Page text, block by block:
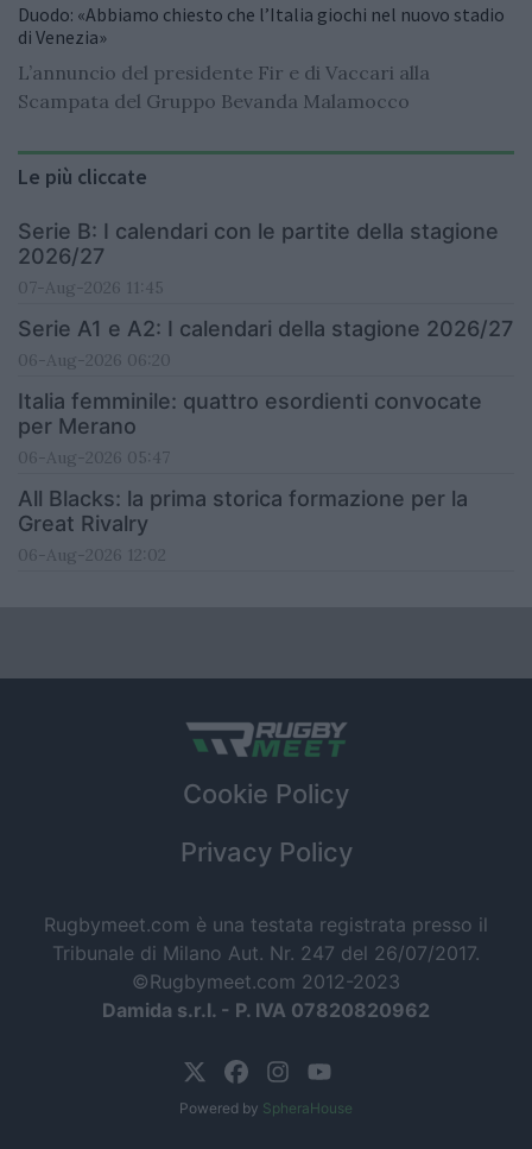
Duodo: «Abbiamo chiesto che l’Italia giochi nel nuovo stadio
di Venezia»
L’annuncio del presidente Fir e di Vaccari alla
Scampata del Gruppo Bevanda Malamocco
Le più cliccate
Serie B: I calendari con le partite della stagione
2026/27
07-Aug-2026 11:45
Serie A1 e A2: I calendari della stagione 2026/27
06-Aug-2026 06:20
Italia femminile: quattro esordienti convocate
per Merano
06-Aug-2026 05:47
All Blacks: la prima storica formazione per la
Great Rivalry
06-Aug-2026 12:02
Cookie Policy
Privacy Policy
Rugbymeet.com è una testata registrata presso il
Tribunale di Milano Aut. Nr. 247 del 26/07/2017.
©Rugbymeet.com 2012-2023
Damida s.r.l. - P. IVA 07820820962
Powered by SpheraHouse